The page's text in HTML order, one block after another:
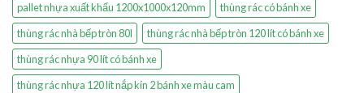
pallet nhựa xuất khẩu 1200x1000x120mm
thùng rác có bánh xe
thùng rác nhà bếp tròn 80l
thùng rác nhà bếp tròn 120 lít có bánh xe
thùng rác nhựa 90 lít có bánh xe
thùng rác nhựa 120 lít nắp kín 2 bánh xe màu cam